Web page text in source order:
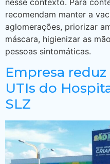
recomendam manter a
aglomerações, priorizar
máscara, higienizar as
pessoas sintomáticas.
Empresa
UTIs do
SLZ